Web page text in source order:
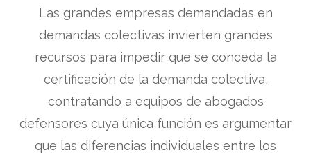
Las grandes empresas demandadas en
demandas colectivas invierten grandes
recursos para impedir que se conceda la
certificación de la demanda colectiva,
contratando a equipos de abogados
defensores cuya única función es argumentar
que las diferencias individuales entre los